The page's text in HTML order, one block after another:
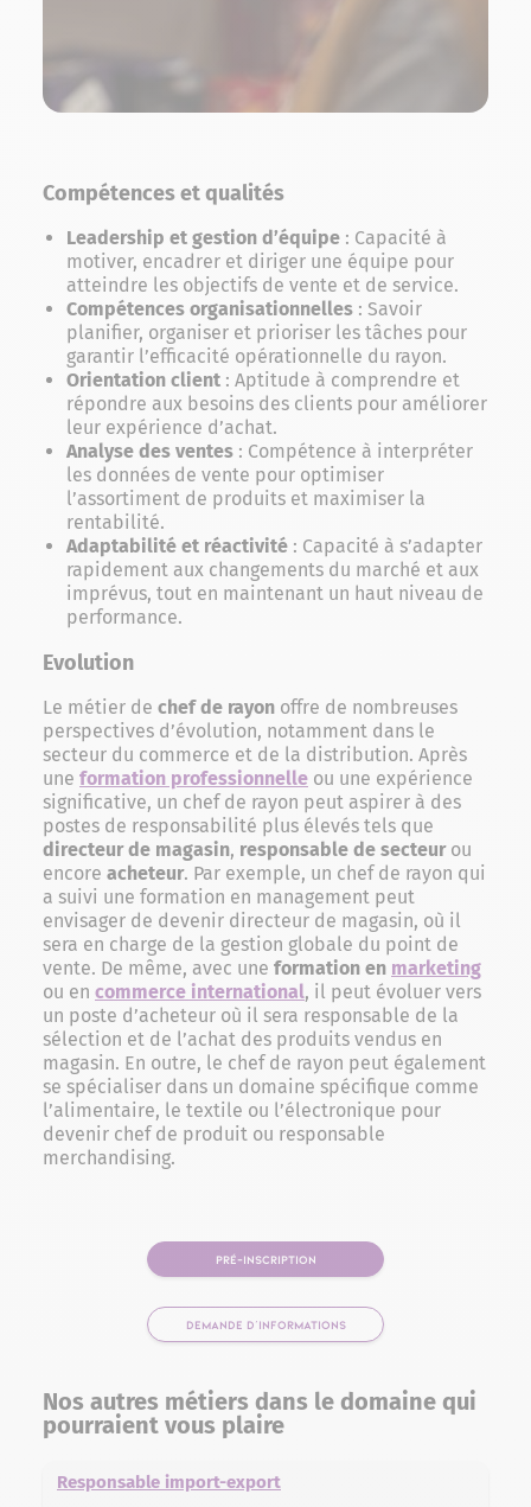
Compétences et qualités
Leadership et gestion d’équipe : Capacité à
motiver, encadrer et diriger une équipe pour
atteindre les objectifs de vente et de service.
Compétences organisationnelles : Savoir
planifier, organiser et prioriser les tâches pour
garantir l’efficacité opérationnelle du rayon.
Orientation client : Aptitude à comprendre et
répondre aux besoins des clients pour améliorer
leur expérience d’achat.
Analyse des ventes : Compétence à interpréter
les données de vente pour optimiser
l’assortiment de produits et maximiser la
rentabilité.
Adaptabilité et réactivité : Capacité à s’adapter
rapidement aux changements du marché et aux
imprévus, tout en maintenant un haut niveau de
performance.
Evolution
Le métier de chef de rayon offre de nombreuses
perspectives d’évolution, notamment dans le
secteur du commerce et de la distribution. Après
une formation professionnelle ou une expérience
significative, un chef de rayon peut aspirer à des
postes de responsabilité plus élevés tels que
directeur de magasin, responsable de secteurou
encore acheteur. Par exemple, un chef de rayon qui
a suivi une formation en management peut
envisager de devenir directeur de magasin, où il
sera en charge de la gestion globale du point de
vente. De même, avec une formation en marketing
ou en commerce international, il peut évoluer vers
un poste d’acheteur où il sera responsable de la
sélection et de l’achat des produits vendus en
magasin. En outre, le chef de rayon peut également
se spécialiser dans un domaine spécifique comme
l’alimentaire, le textile ou l’électronique pour
devenir chef de produit ou responsable
merchandising.
PRÉ-INSCRIPTION
DEMANDE D'INFORMATIONS
Nos autres métiers dans le domaine qui
pourraient vous plaire
Responsable import-export